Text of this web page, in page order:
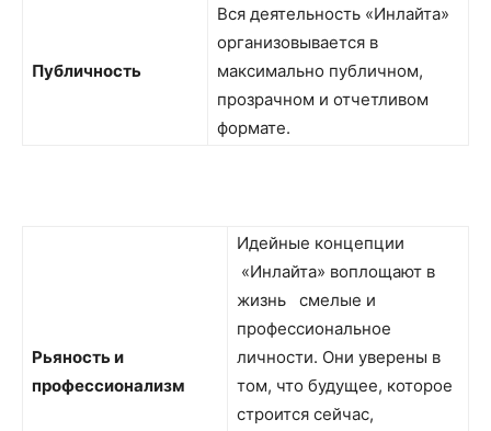
Публичность
Вся деятельность «Инлайта»
организовывается в
максимально публичном,
прозрачном и отчетливом
формате.
Рьяность и
профессионализм
Идейные концепции
«Инлайта» воплощают в
жизнь смелые и
профессиональное
личности. Они уверены в
том, что будущее, которое
строится сейчас,